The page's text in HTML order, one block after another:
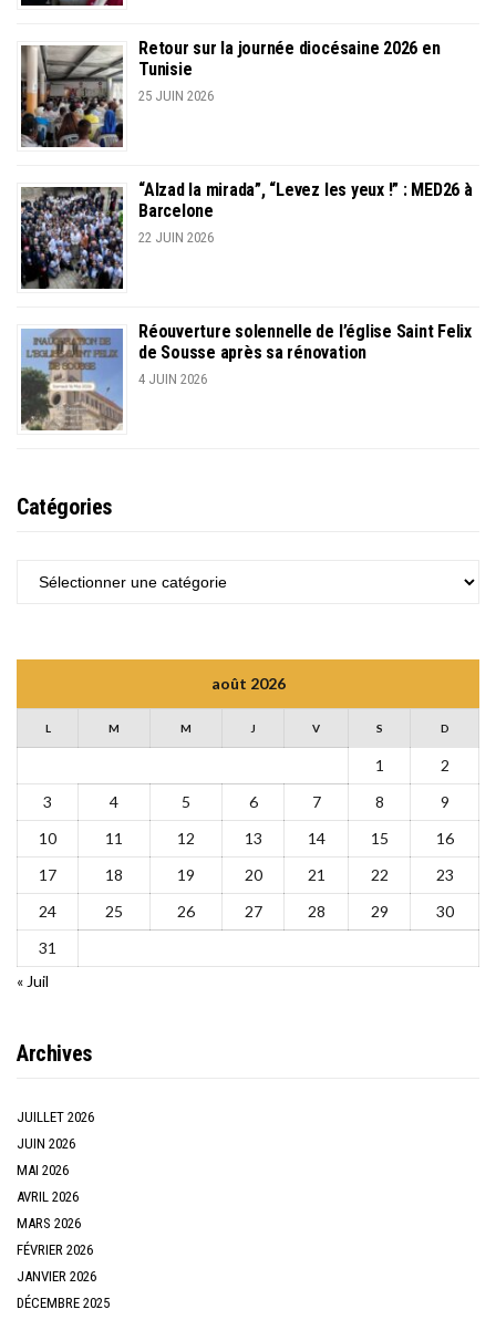
Retour sur la journée diocésaine 2026 en
Tunisie
25 JUIN 2026
“Alzad la mirada”, “Levez les yeux !” : MED26 à
Barcelone
22 JUIN 2026
Réouverture solennelle de l’église Saint Felix
de Sousse après sa rénovation
4 JUIN 2026
Catégories
CATÉGORIES
août 2026
L M M J V S D
1
2
3
4 5 6 7 8
9
10
11 12 13 14 15
16
17
18 19 20 21 22
23
24
25 26 27 28 29
30
31
« Juil
Archives
JUILLET 2026
JUIN 2026
MAI 2026
AVRIL 2026
MARS 2026
FÉVRIER 2026
JANVIER 2026
DÉCEMBRE 2025